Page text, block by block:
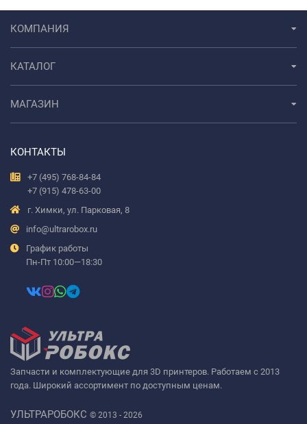
Запчасти и комплектующие для 3D принтеров. Работаем с 2013
года. Широкий ассортимент по доступным ценам.
УЛЬТРАРОБОКС © 2013 - 2026
КОМПАНИЯ
КАТАЛОГ
МАГАЗИН
КОНТАКТЫ
+7 (495) 768-84-84
+7 (915) 478-63-00
г. Химки, ул. Парковая, 8
info@ultrarobox.ru
График работы
Пн-Пт 10:00—18:30